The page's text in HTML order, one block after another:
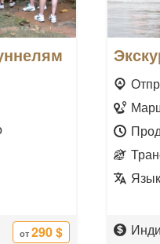
от 290 $